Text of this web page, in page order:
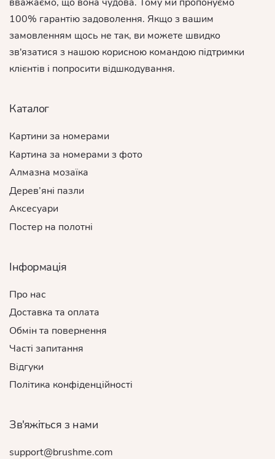
100% гарантію задоволення. Якщо з вашим
замовленням щось не так, ви можете швидко
зв'язатися з нашою корисною командою підтримки
клієнтів і попросити відшкодування.
Каталог
Картини за номерами
Картина за номерами з фото
Алмазна мозаїка
Дерев’яні пазли
Аксесуари
Постер на полотні
Інформація
Про нас
Доставка та оплата
Обмін та повернення
Часті запитання
Відгуки
Політика конфіденційності
Зв'яжіться з нами
support@brushme.com